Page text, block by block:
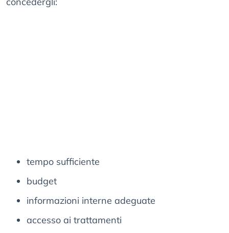
tempo sufficiente
budget
informazioni interne adeguate
accesso ai trattamenti